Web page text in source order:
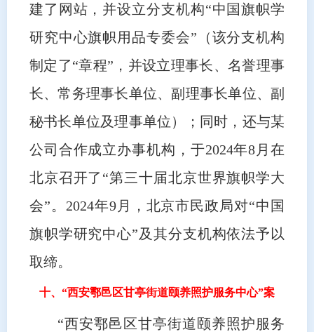
建了网站，并设立分支机构“中国旗帜学
研究中心旗帜用品专委会”（该分支机构
制定了“章程”，并设立理事长、名誉理事
长、常务理事长单位、副理事长单位、副
秘书长单位及理事单位）；同时，还与某
公司合作成立办事机构，于2024年8月在
北京召开了“第三十届北京世界旗帜学大
会”。2024年9月，北京市民政局对“中国
旗帜学研究中心”及其分支机构依法予以
取缔。
十、“西安鄠邑区甘亭街道颐养照护服务中心”案
“西安鄠邑区甘亭街道颐养照护服务